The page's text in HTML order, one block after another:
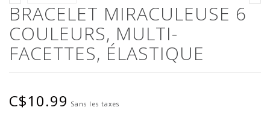
BRACELET MIRACULEUSE 6
COULEURS, MULTI-
FACETTES, ÉLASTIQUE
C$10.99 Sans les taxes